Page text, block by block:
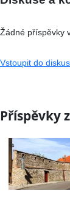
Žádné příspěvky
Vstoupit do
Příspěvky